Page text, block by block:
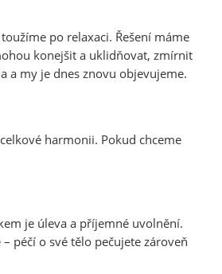
po relaxaci. Řešení máme
konejšit a uklidňovat, zmírnit
a my je dnes znovu objevujeme.
harmonii. Pokud chceme
je úleva a příjemné uvolnění.
péčí o své tělo pečujete zároveň